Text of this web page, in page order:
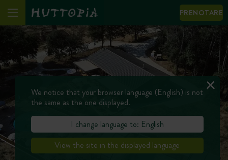
PRENOTARE
We notice that your browser language (English) is not
the same as the one displayed.
I change language to: English
View the site in the displayed language